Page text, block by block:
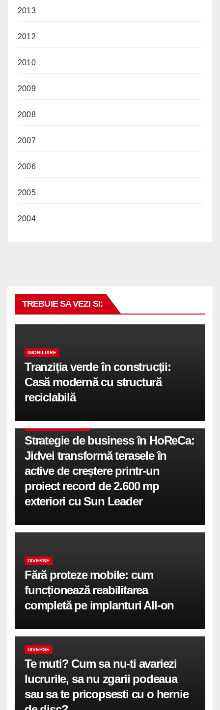
2013
2012
2010
2009
2008
2007
2006
2005
2004
TREBUIE SA VEZI SI:
IMOBILIARE
Tranziția verde în construcții:
Casă modernă cu structură
reciclabilă
Strategie de business în HoReCa:
Jidvei transformă terasele în
active de creștere printr-un
proiect record de 2.600 mp
exteriori cu Sun Leader
DIVERSE
Fără proteze mobile: cum
funcționează reabilitarea
completă pe implanturi All-on
DIVERSE
Te muti? Cum sa nu-ti avariezi
lucrurile, sa nu zgarii podeaua
sau sa te pricopsesti cu o hernie